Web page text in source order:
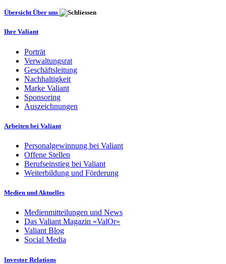
Übersicht Über uns
Ihre Valiant
Porträt
Verwaltungsrat
Geschäftsleitung
Nachhaltigkeit
Marke Valiant
Sponsoring
Auszeichnungen
Arbeiten bei Valiant
Personalgewinnung bei Valiant
Offene Stellen
Berufseinstieg bei Valiant
Weiterbildung und Förderung
Medien und Aktuelles
Medienmitteilungen und News
Das Valiant Magazin «ValOr»
Valiant Blog
Social Media
Investor Relations